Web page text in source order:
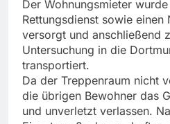
Der Wohnungsmieter
Rettungsdienst sowie
versorgt und anschließend
Untersuchung in die
transportiert.
Da der Treppenraum nicht
die übrigen Bewohner das
und unverletzt verlassen.